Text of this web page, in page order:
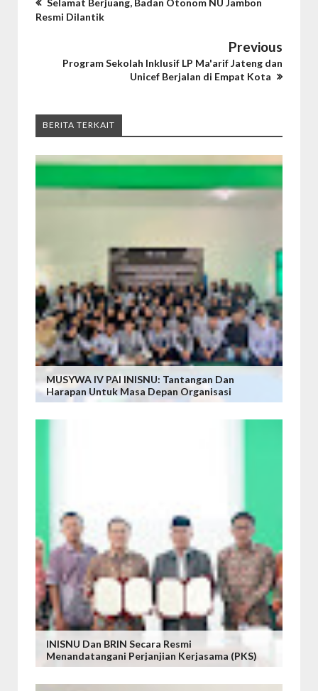
Selamat Berjuang, Badan Otonom NU Jambon
Resmi Dilantik
Previous
Program Sekolah Inklusif LP Ma'arif Jateng dan
Unicef Berjalan di Empat Kota
BERITA TERKAIT
MUSYWA IV PAI INISNU: Tantangan Dan
Harapan Untuk Masa Depan Organisasi
INISNU Dan BRIN Secara Resmi
Menandatangani Perjanjian Kerjasama (PKS)